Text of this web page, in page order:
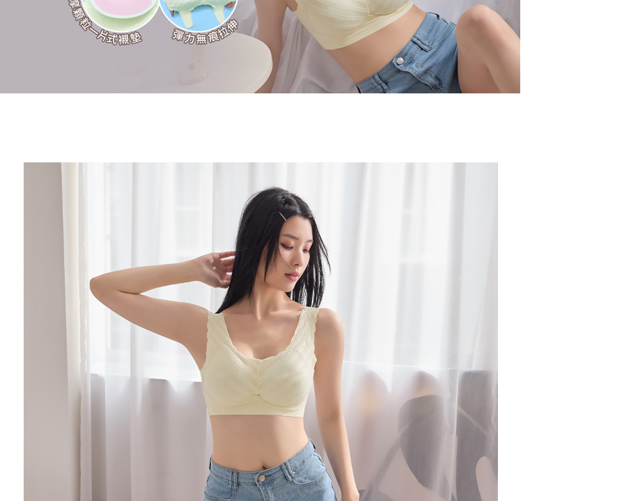
AFTEEの初回ご利用の際に、審査を通過すれば、最高額がNT$10,000に
なります。支払い期限を過ぎた場合、その金額に基づいて年利20%の遅
延滞納金が加算されます。未成年の利用者は、事前に法定代理人または
後見人の同意を得ればAFTEEをご利用いただけます。
個人情報の処理、利用について疑問がある、または関連する法律の権利
を行使したい場合は、ネットプロテクションズ
宅配/離島不配送
配送毎にNT$80、NT$890以上で送料無料
黑貓貨到付款
配送毎にNT$120
國家/地區配送 送料を確認